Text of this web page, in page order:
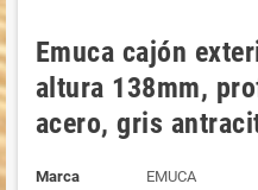
Emuca cajón
altura 138mm,
acero, gris
Marca
EMUCA